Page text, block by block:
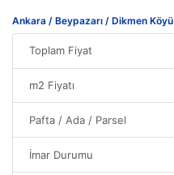
Ankara / Beypazarı / Dikmen Köyü
Toplam Fiyat
m2 Fiyatı
Pafta / Ada / Parsel
İmar Durumu